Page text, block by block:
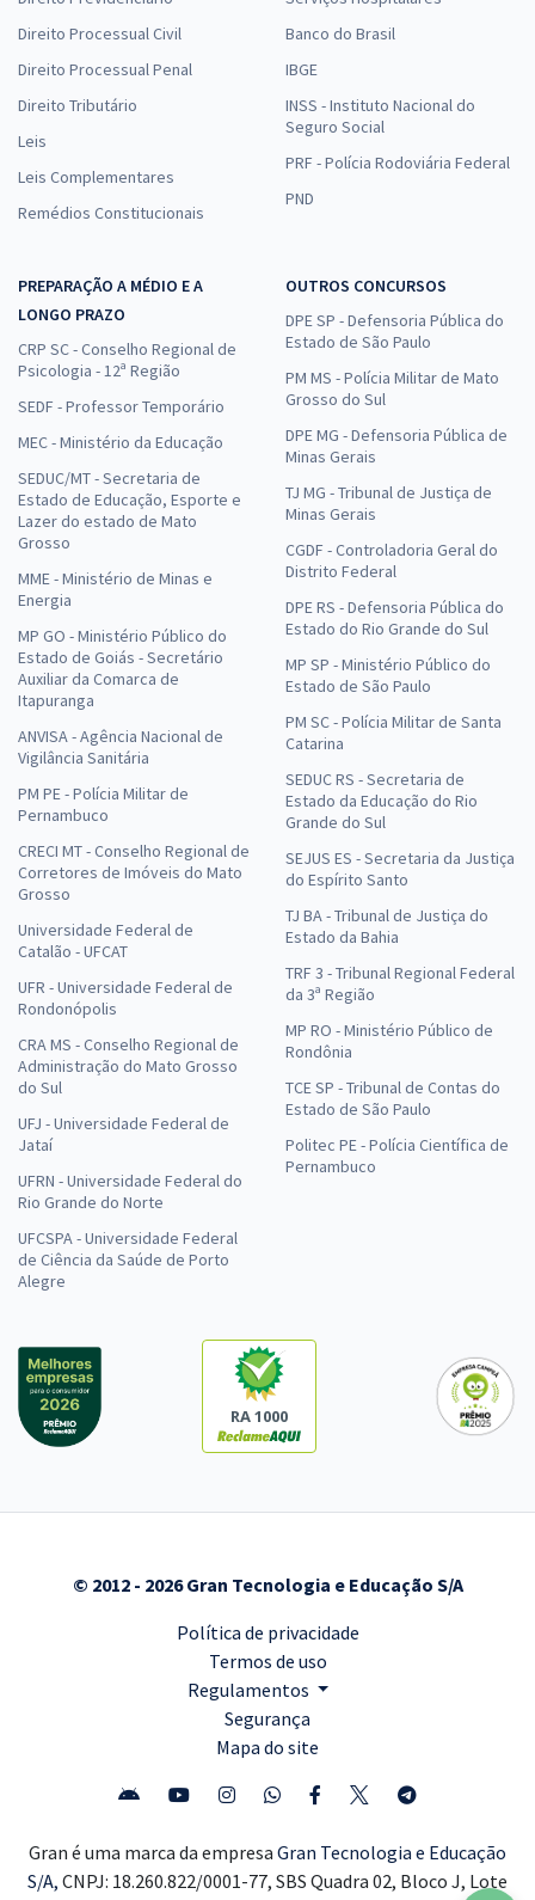
Direito Processual Civil
Direito Processual Penal
Direito Tributário
Leis
Leis Complementares
Remédios Constitucionais
Banco do Brasil
IBGE
INSS - Instituto Nacional do
Seguro Social
PRF - Polícia Rodoviária Federal
PND
PREPARAÇÃO A MÉDIO E A
LONGO PRAZO
CRP SC - Conselho Regional de
Psicologia - 12ª Região
SEDF - Professor Temporário
MEC - Ministério da Educação
SEDUC/MT - Secretaria de
Estado de Educação, Esporte e
Lazer do estado de Mato
Grosso
MME - Ministério de Minas e
Energia
MP GO - Ministério Público do
Estado de Goiás - Secretário
Auxiliar da Comarca de
Itapuranga
ANVISA - Agência Nacional de
Vigilância Sanitária
PM PE - Polícia Militar de
Pernambuco
CRECI MT - Conselho Regional de
Corretores de Imóveis do Mato
Grosso
Universidade Federal de
Catalão - UFCAT
UFR - Universidade Federal de
Rondonópolis
CRA MS - Conselho Regional de
Administração do Mato Grosso
do Sul
UFJ - Universidade Federal de
Jataí
UFRN - Universidade Federal do
Rio Grande do Norte
UFCSPA - Universidade Federal
de Ciência da Saúde de Porto
Alegre
OUTROS CONCURSOS
DPE SP - Defensoria Pública do
Estado de São Paulo
PM MS - Polícia Militar de Mato
Grosso do Sul
DPE MG - Defensoria Pública de
Minas Gerais
TJ MG - Tribunal de Justiça de
Minas Gerais
CGDF - Controladoria Geral do
Distrito Federal
DPE RS - Defensoria Pública do
Estado do Rio Grande do Sul
MP SP - Ministério Público do
Estado de São Paulo
PM SC - Polícia Militar de Santa
Catarina
SEDUC RS - Secretaria de
Estado da Educação do Rio
Grande do Sul
SEJUS ES - Secretaria da Justiça
do Espírito Santo
TJ BA - Tribunal de Justiça do
Estado da Bahia
TRF 3 - Tribunal Regional Federal
da 3ª Região
MP RO - Ministério Público de
Rondônia
TCE SP - Tribunal de Contas do
Estado de São Paulo
Politec PE - Polícia Científica de
Pernambuco
RA 1000
© 2012 - 2026 Gran Tecnologia e Educação S/A
Política de privacidade
Termos de uso
Regulamentos
Segurança
Mapa do site
Gran é uma marca da empresa Gran Tecnologia e Educação
S/A, CNPJ: 18.260.822/0001-77, SBS Quadra 02, Bloco J, Lote